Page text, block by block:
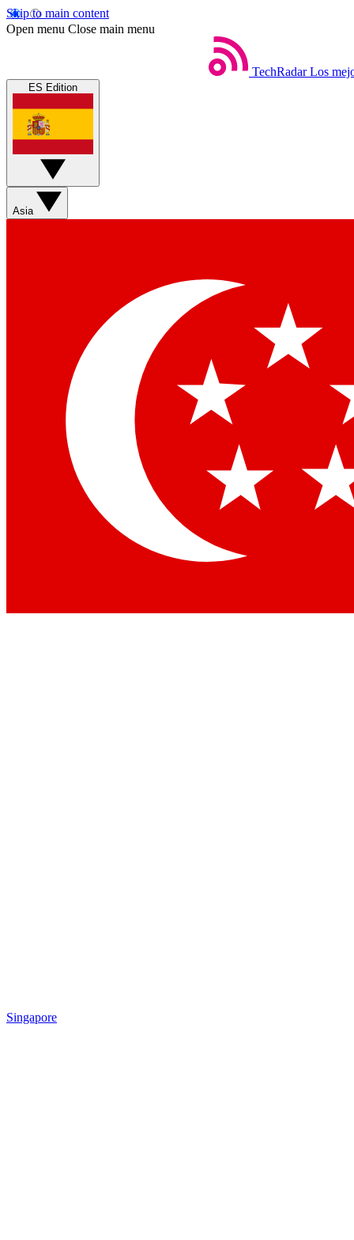
Skip to main content
Open menu Close main menu
TechRadar Los
ES Edition
Asia
Singapore